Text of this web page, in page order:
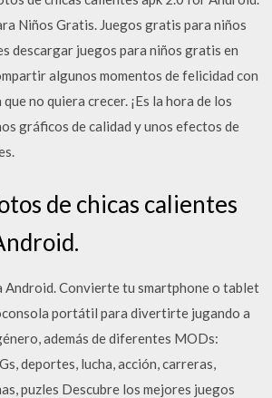
Niños Gratis. Juegos gratis para niños
descargar juegos para niños gratis en
algunos momentos de felicidad con
no quiera crecer. ¡Es la hora de los
gráficos de calidad y unos efectos de
de chicas calientes
Android. Convierte tu smartphone o tablet
portátil para divertirte jugando a
además de diferentes MODs:
deportes, lucha, acción, carreras,
puzles Descubre los mejores juegos